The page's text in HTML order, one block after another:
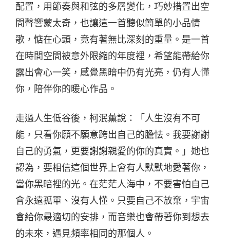
配置，用節奏與和弦的多層變化，巧妙措置出空
間聲響蒙太奇，也讓這一首聽似簡單的小品情
歌，惦在心頭，竟有著無比深刻的重量。是一首
在時間空間被意外限縮的年度裡，希望能帶給你
露出會心一笑，感覺黑暗中仍有光亮，仍有人懂
你，陪伴你的暖心作品。
走過人生低谷後，柯泯薰說：「人生沒有不可
能，只看你願不願意跨出自己的膽怯。我要謝謝
自己的勇氣，更要謝謝親愛的你的真實。」她也
認為，要相信這個世界上會有人默默地愛著你，
當你黑暗裡的光。在茫茫人海中，不要害怕自己
會永遠孤單、沒有人懂。只要自己不放棄，宇宙
會給你最適切的安排，而音樂也會帶著你到想去
的未來，遇見頻率相同的那個人。